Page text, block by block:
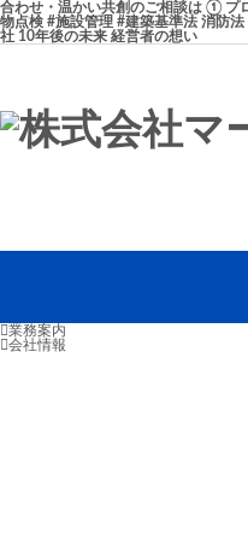
業務案内
会社情報